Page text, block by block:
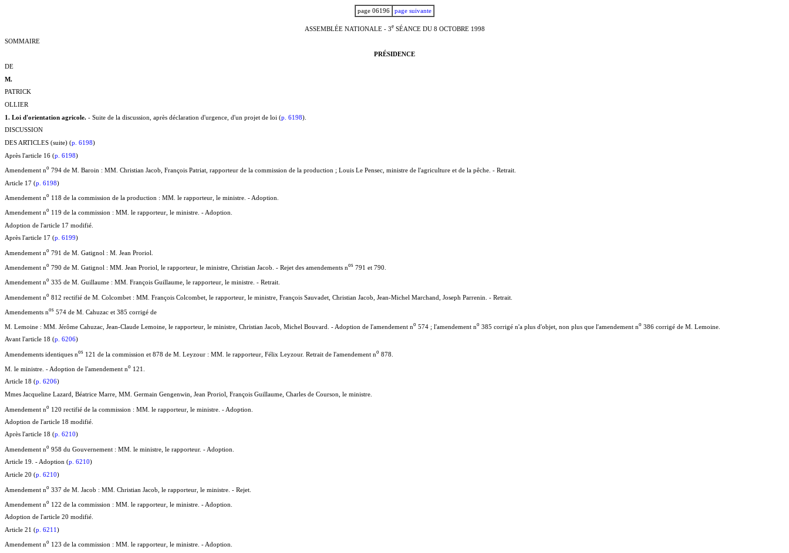
page 06196 page suivante
ASSEMBLÉE NATIONALE - 3eSÉANCE DU 8 OCTOBRE 1998
SOMMAIRE
PRÉSIDENCE
DE
M.
PATRICK
OLLIER
1. Loi d'orientation agricole. - Suite de la discussion, après déclaration d'urgence, d'un projet de loi (p. 6198).
DISCUSSION
DES ARTICLES (suite) (p. 6198)
Après l'article 16 (p. 6198)
Amendement no 794 de M. Baroin : MM. Christian Jacob, François Patriat, rapporteur de la commission de la production ; Louis Le Pensec, ministre de l'agriculture et de la pêche. - Retrait.
Article 17 (p. 6198)
Amendement no 118 de la commission de la production : MM. le rapporteur, le ministre. - Adoption.
Amendement no 119 de la commission : MM. le rapporteur, le ministre. - Adoption.
Adoption de l'article 17 modifié.
Après l'article 17 (p. 6199)
Amendement no 791 de M. Gatignol : M. Jean Proriol.
Amendement no 790 de M. Gatignol : MM. Jean Proriol, le rapporteur, le ministre, Christian Jacob. - Rejet des amendements nos 791 et 790.
Amendement no 335 de M. Guillaume : MM. François Guillaume, le rapporteur, le ministre. - Retrait.
Amendement no 812 rectifié de M. Colcombet : MM. François Colcombet, le rapporteur, le ministre, François Sauvadet, Christian Jacob, Jean-Michel Marchand, Joseph Parrenin. - Retrait.
Amendements nos 574 de M. Cahuzac et 385 corrigé de
M. Lemoine : MM. Jérôme Cahuzac, Jean-Claude Lemoine, le rapporteur, le ministre, Christian Jacob, Michel Bouvard. - Adoption de l'amendement no 574 ; l'amendement no 385 corrigé n'a plus d'objet, non plus que l'amendement no 386 corrigé de M. Lemoine.
Avant l'article 18 (p. 6206)
Amendements identiques nos 121 de la commission et 878 de M. Leyzour : MM. le rapporteur, Félix Leyzour. Retrait de l'amendement no 878.
M. le ministre. - Adoption de l'amendement no 121.
Article 18 (p. 6206)
Mmes Jacqueline Lazard, Béatrice Marre, MM. Germain Gengenwin, Jean Proriol, François Guillaume, Charles de Courson, le ministre.
Amendement no 120 rectifié de la commission : MM. le rapporteur, le ministre. - Adoption.
Adoption de l'article 18 modifié.
Après l'article 18 (p. 6210)
Amendement no 958 du Gouvernement : MM. le ministre, le rapporteur. - Adoption.
Article 19. - Adoption (p. 6210)
Article 20 (p. 6210)
Amendement no 337 de M. Jacob : MM. Christian Jacob, le rapporteur, le ministre. - Rejet.
Amendement no 122 de la commission : MM. le rapporteur, le ministre. - Adoption.
Adoption de l'article 20 modifié.
Article 21 (p. 6211 )
Amendement no 123 de la commission : MM. le rapporteur, le ministre. - Adoption.